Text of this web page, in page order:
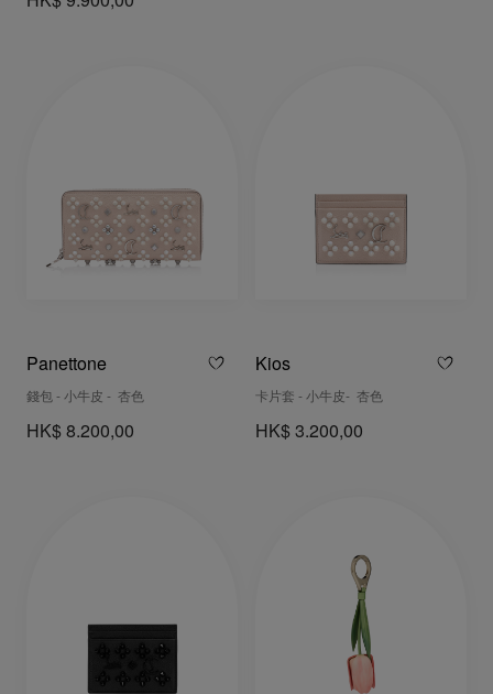
Panettone
錢包 - 小牛皮 - 杏色
HK$ 8.200,00
Kios
卡片套 - 小牛皮- 杏色
HK$ 3.200,00